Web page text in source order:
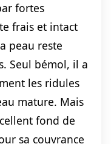
fortes
frais et intact
peau reste
Seul bémol, il a
les ridules
mature. Mais
fond de
sa couvrance